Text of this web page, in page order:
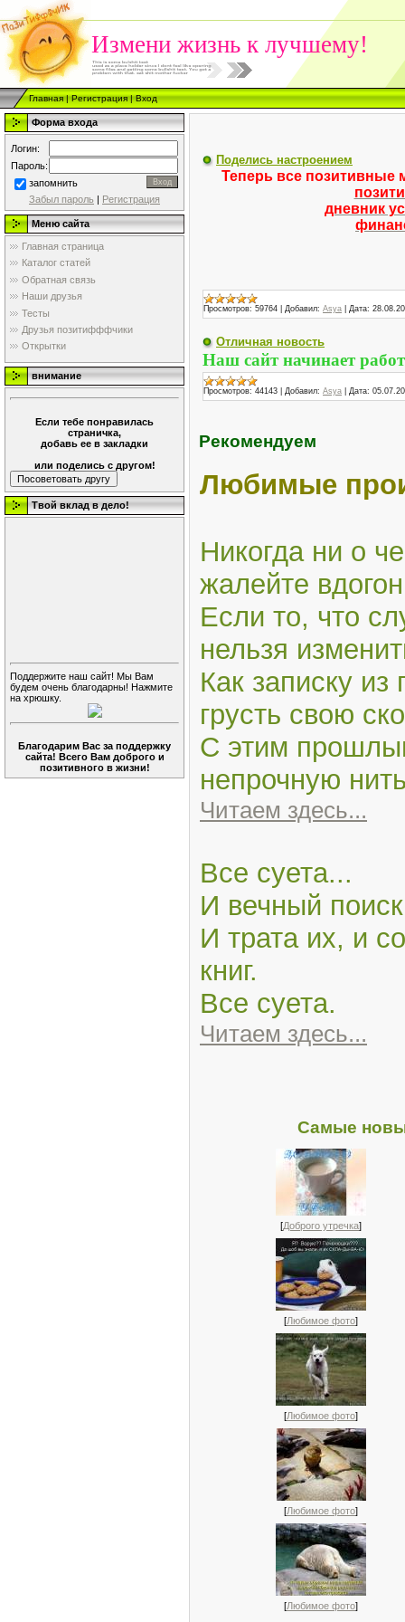
Измени жизнь к лучшему!
Главная|Регистрация|Вход
Форма входа
Логин:
Пароль:
запомнить
Забыл пароль | Регистрация
Меню сайта
Главная страница
Каталог статей
Обратная связь
Наши друзья
Тесты
Друзья позитифффчики
Открытки
внимание
Если тебе понравилась
страничка,
добавь ее в закладки
или поделись с другом!
Твой вклад в дело!
Поддержите наш сайт! Мы Вам
будем очень благодарны! Нажмите
на хрюшку.
Благодарим Вас за поддержку
сайта! Всего Вам доброго и
позитивного в жизни!
Поделись настроением
Теперь все позитивные
дневник
Просмотров: 59764 Добавил: Asya Дата:
Отличная новость
Наш сайт начинает
Просмотров: 44143 Добавил: Asya Дата:
Рекомендуем
Любимые
Никогда ни о
жалейте
Если то, что
нельзя
Как записку из
грусть свою
С этим
непрочную
Читаем здесь...
Все суета...
И вечный
И трата их, и
книг.
Все суета.
Читаем здесь...
Самые
[Доброго утречка]
[Любимое фото]
[Любимое фото]
[Любимое фото]
[Любимое фото]